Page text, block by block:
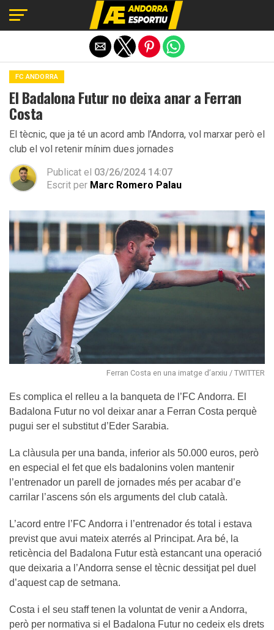
FC ANDORRA
El Badalona Futur no deixa anar a Ferran
Costa
El tècnic, que ja té un acord amb l’Andorra, vol marxar però el
club el vol retenir mínim dues jornades
Publicat el 03/26/2024 14:07
Escrit per Marc Romero Palau
Ferran Costa en una imatge d’arxiu / TWITTER
Es complica el relleu a la banqueta de l’FC Andorra. El
Badalona Futur no vol deixar anar a Ferran Costa perquè
pugui ser el substitut d’Eder Sarabia.
La clàusula per una banda, inferior als 50.000 euros, però
en especial el fet que els badalonins volen mantenir
l’entrenador un parell de jornades més per acabar d’e
carrilar l’ascens són els arguments del club català.
L’acord entre l’FC Andorra i l’entrenador és total i estava
previst que avui mateix aterrés al Principat. Ara bé, la
reticència del Badalona Futur està estancant una operació
que deixaria a l’Andorra sense el tècnic dessitjat pel duel
d’aquest cap de setmana.
Costa i el seu staff tenen la voluntat de venir a Andorra,
però per normativa si el Badalona Futur no cedeix els drets
Exit mobile version